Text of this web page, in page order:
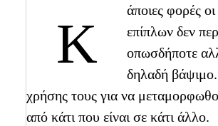
Κ
άποιες φορές
επίπλων δεν
οπωσδήποτε
δηλαδή
χρήσης τους για να
από κάτι που είναι σε κάτι άλλο.